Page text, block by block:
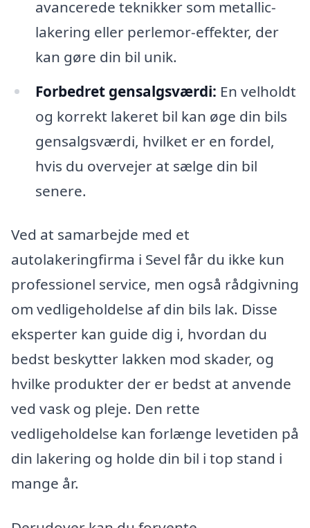
avancerede teknikker som metallic-
lakering eller perlemor-effekter, der
kan gøre din bil unik.
Forbedret gensalgsværdi: En velholdt
og korrekt lakeret bil kan øge din bils
gensalgsværdi, hvilket er en fordel,
hvis du overvejer at sælge din bil
senere.
Ved at samarbejde med et
autolakeringfirma i Sevel får du ikke kun
professionel service, men også rådgivning
om vedligeholdelse af din bils lak. Disse
eksperter kan guide dig i, hvordan du
bedst beskytter lakken mod skader, og
hvilke produkter der er bedst at anvende
ved vask og pleje. Den rette
vedligeholdelse kan forlænge levetiden på
din lakering og holde din bil i top stand i
mange år.